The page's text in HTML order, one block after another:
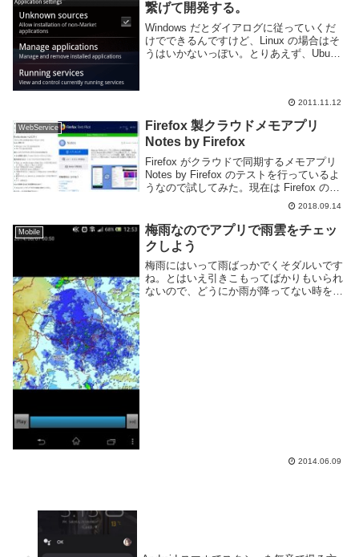
繋げて開発する。
Windows だとダイアログに従っていくだ
けでできるんですけど、Linux の場合はそ
うはいかないっぽい。とりあえず、Ubuntu
2011.11.12
WebService
Firefox 製クラウドメモアプリ
Notes by Firefox
Firefox がクラウドで同期するメモアプリ
Notes by Firefox のテストを行っているよ
うなので試してみた。現在は Firefox の拡
張機能及び Android アプリがリリースされ
ている。利用するには Firefox の...
2018.09.14
Mobile
梅雨なのでアプリで雨雲をチェッ
クしよう
梅雨にはいって雨ばっかでくそダルいです
ね。とはいえ引きこもってばかりもいられ
ないので、どうにか雨が降ってない時を見
2014.06.09